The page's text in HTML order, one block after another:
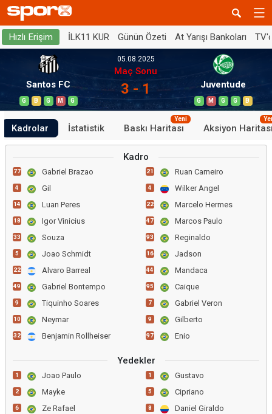
Hızlı Erişim İLK11 KUR Günün Özeti At Yarışı Bankoları
Santos FC
G B G M G
05.08.2025
Maç Sonu
3 - 1 Juventude
G M G G B
Kadrolar İstatistik Baskı Haritası
Yeni
Aksiyon
Kadro
77 Gabriel Brazao
4 Gil
14 Luan Peres
18 Igor Vinicius
33 Souza
5 Joao Schmidt
22 Alvaro Barreal
49 Gabriel Bontempo
9 Tiquinho Soares
10 Neymar
32 Benjamin Rollheiser
21 Ruan Carneiro
4 Wilker Angel
22 Marcelo Hermes
47 Marcos Paulo
93 Reginaldo
16 Jadson
44 Mandaca
95 Caique
7 Gabriel Veron
9 Gilberto
97 Enio
Yedekler
1 Joao Paulo
2 Mayke
6 Ze Rafael
1 Gustavo
5 Cipriano
8 Daniel Giraldo